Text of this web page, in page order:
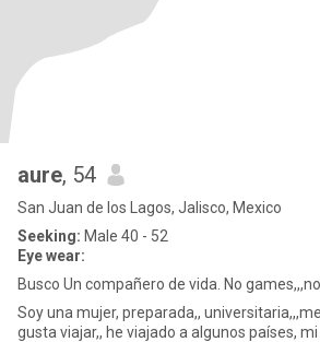
aure, 54
San Juan de los Lagos, Jalisco, Mexico
Seeking: Male 40 - 52
Eye wear:
Busco Un compañero de vida. No
Soy una mujer, preparada,,
gusta viajar,, he viajado a algunos países,